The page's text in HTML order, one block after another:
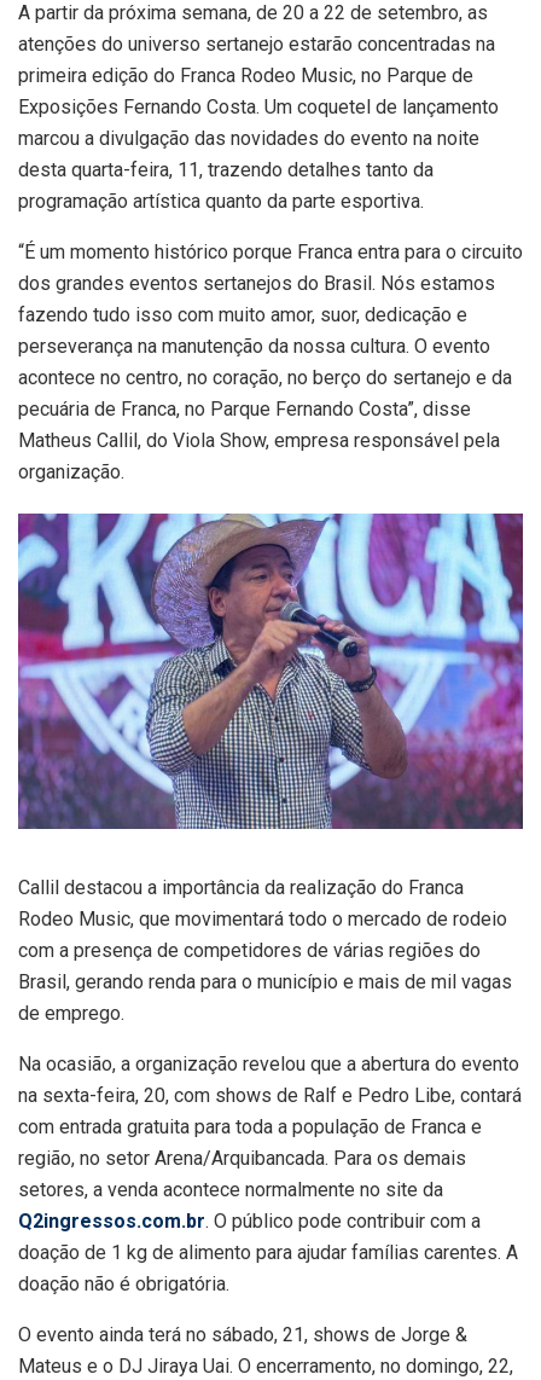
A partir da próxima semana, de 20 a 22 de setembro, as
atenções do universo sertanejo estarão concentradas na
primeira edição do Franca Rodeo Music, no Parque de
Exposições Fernando Costa. Um coquetel de lançamento
marcou a divulgação das novidades do evento na noite
desta quarta-feira, 11, trazendo detalhes tanto da
programação artística quanto da parte esportiva.
“É um momento histórico porque Franca entra para o circuito
dos grandes eventos sertanejos do Brasil. Nós estamos
fazendo tudo isso com muito amor, suor, dedicação e
perseverança na manutenção da nossa cultura. O evento
acontece no centro, no coração, no berço do sertanejo e da
pecuária de Franca, no Parque Fernando Costa”, disse
Matheus Callil, do Viola Show, empresa responsável pela
organização.
Callil destacou a importância da realização do Franca
Rodeo Music, que movimentará todo o mercado de rodeio
com a presença de competidores de várias regiões do
Brasil, gerando renda para o município e mais de mil vagas
de emprego.
Na ocasião, a organização revelou que a abertura do evento
na sexta-feira, 20, com shows de Ralf e Pedro Libe, contará
com entrada gratuita para toda a população de Franca e
região, no setor Arena/Arquibancada. Para os demais
setores, a venda acontece normalmente no site da
Q2ingressos.com.br. O público pode contribuir com a
doação de 1 kg de alimento para ajudar famílias carentes. A
doação não é obrigatória.
O evento ainda terá no sábado, 21, shows de Jorge &
Mateus e o DJ Jiraya Uai. O encerramento, no domingo, 22,